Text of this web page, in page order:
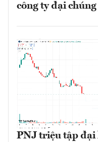
công ty đại chúng
PNJ triệu tập đại